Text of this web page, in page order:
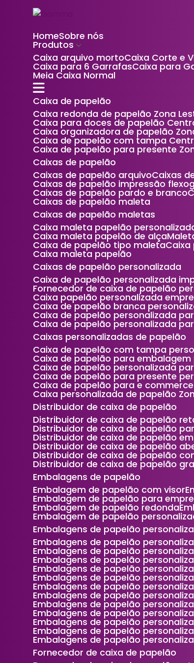
Home Sobre nós
Produtos
Caixa arquivo morto
Caixa Corte e
Caixa para 6 Garrafas Caixa para
Meia Caixa Normal
Caixa de papelão
Caixa redonda de papelão Zona
Caixa para doces de papelão
Caixa organizadora de papelão
Caixa de papelão com tampa
Caixa de papelão para presente
Caixas de papelão
Caixas de papelão arquivo
Caixas
Caixas de papelão impressão
Caixas de papelão pardo e branco
Caixas de papelão maleta
Caixas de papelão maletas
Caixa maleta papelão
Caixa maleta papelão de alça
Caixa de papelão tipo maleta
Caixa maleta papelão
Caixas de papelão personalizada
Caixa de papelão personalizada
Fornecedor de caixa de papelão
Caixa papelão personalizada
Caixa de papelão branca
Caixa de papelão personalizada
Caixa de papelão personalizada
Caixas personalizadas de papelão
Caixa de papelão com tampa
Caixa de papelão para
Caixa de papelão personalizada
Caixa de papelão para presente
Caixa de papelão para e
Caixa personalizada de papelão
Distribuidor de caixa de papelão
Distribuidor de caixa de papelão
Distribuidor de caixa de papelão
Distribuidor de caixa de papelão
Distribuidor de caixa de papelão
Distribuidor de caixa de papelão
Distribuidor de caixa de papelão
Embalagens de papelão
Embalagem de papelão com visor
Embalagem de papelão para
Embalagem de papelão redonda
Embalagem de papelão
Embalagens de papelão
Embalagens de papelão
Embalagens de papelão
Embalagens de papelão
Embalagens de papelão
Embalagens de papelão
Embalagens de papelão
Embalagens de papelão
Embalagens de papelão
Embalagens de papelão
Embalagens de papelão
Embalagens de papelão
Embalagens de papelão
Fornecedor de caixa de papelão